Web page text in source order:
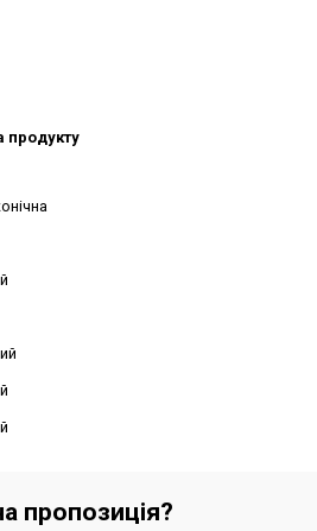
продукту
пропозиція?